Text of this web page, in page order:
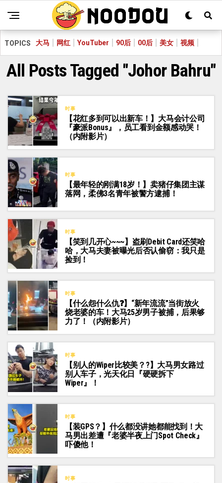
TOPICS 大马 网红 YouTuber 90后 00后 美女 视频
All Posts Tagged "Johor Bahru"
时事
【花红多到可以出新车！】大马会计公司
『豪派Bonus』，员工看到金额感动哭！
（内附影片）
时事
【最年轻的刚满18岁！】卖猪仔集团主谋
落网，柔佛3名青年被警方逮捕！
时事
【笑到几开心~~~】盗刷Debit Card还笑哈
哈，大马夫妻被曝光后否认偷窃：我只是
捡到！
时事
【什么怨什么仇❓】“新年流流”当街放火
烧老婆的车！大马25岁男子被捕，后果够
力了！（内附影片）
时事
【别人的Wiper比较美？?】大马男女路过
别人车子，光天化日『硬硬拆下
Wiper』！
时事
【装GPS？】什么都没讲她都能找到！大
马男出差遭『老婆半夜上门Spot Check』
吓傻他！
时事